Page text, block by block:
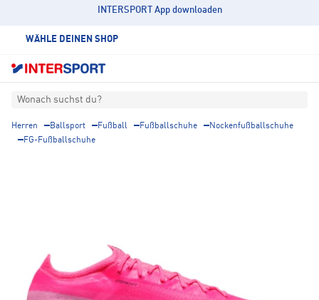
INTERSPORT App downloaden
WÄHLE DEINEN SHOP
Wonach suchst du?
Herren Ballsport Fußball Fußballschuhe
Nockenfußballschuhe
FG-Fußballschuhe